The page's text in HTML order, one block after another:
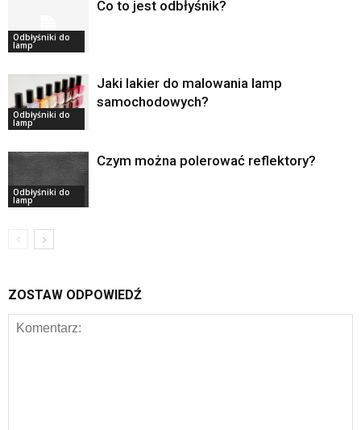
Odbłyśniki do
lamp
Co to jest odbłyśnik?
Odbłyśniki do
lamp
Jaki lakier do malowania lamp
samochodowych?
Odbłyśniki do
lamp
Czym można polerować reflektory?
ZOSTAW ODPOWIEDŹ